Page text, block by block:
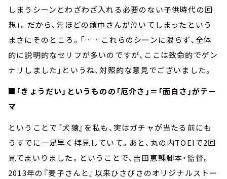
しまうシーンとわざわざ入れる必要のない子供時代の回
想」。だから、先ほどの頭巾さんが泣いてしまったという
まさにそのところ。「……これらのシーンに限らず、全体
的に説明的なセリフが多いのですが、ここは致命的でゲン
ナリしました」というね、対照的な意見でございました。
■「きょうだい」というものの「厄介さ」＝「面白さ」がテー
マ
ということで『犬猿』を私も、実はガチャが当たる前にも
うすでに一足早く拝見していて。あと、丸の内TOEIで2回
見てまいりました。ということで、吉田恵輔脚本・監督。
2013年の『麦子さんと』以来ひさびさのオリジナルストー